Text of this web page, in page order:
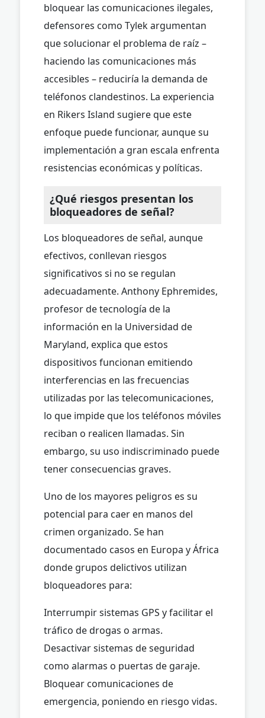
bloquear las comunicaciones ilegales,
defensores como Tylek argumentan
que solucionar el problema de raíz –
haciendo las comunicaciones más
accesibles – reduciría la demanda de
teléfonos clandestinos. La experiencia
en Rikers Island sugiere que este
enfoque puede funcionar, aunque su
implementación a gran escala enfrenta
resistencias económicas y políticas.
¿Qué riesgos presentan los
bloqueadores de señal?
Los bloqueadores de señal, aunque
efectivos, conllevan riesgos
significativos si no se regulan
adecuadamente. Anthony Ephremides,
profesor de tecnología de la
información en la Universidad de
Maryland, explica que estos
dispositivos funcionan emitiendo
interferencias en las frecuencias
utilizadas por las telecomunicaciones,
lo que impide que los teléfonos móviles
reciban o realicen llamadas. Sin
embargo, su uso indiscriminado puede
tener consecuencias graves.
Uno de los mayores peligros es su
potencial para caer en manos del
crimen organizado. Se han
documentado casos en Europa y África
donde grupos delictivos utilizan
bloqueadores para:
Interrumpir sistemas GPS y facilitar el
tráfico de drogas o armas.
Desactivar sistemas de seguridad
como alarmas o puertas de garaje.
Bloquear comunicaciones de
emergencia, poniendo en riesgo vidas.